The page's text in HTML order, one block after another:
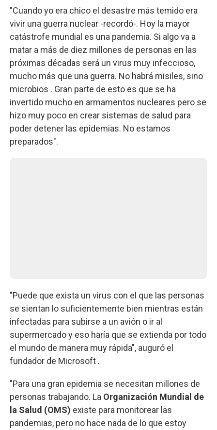
"Cuando yo era chico el desastre más temido era
vivir una guerra nuclear -recordó-. Hoy la mayor
catástrofe mundial es una pandemia. Si algo va a
matar a más de diez millones de personas en las
próximas décadas será un virus muy infeccioso,
mucho más que una guerra. No habrá misiles, sino
microbios . Gran parte de esto es que se ha
invertido mucho en armamentos nucleares pero se
hizo muy poco en crear sistemas de salud para
poder detener las epidemias. No estamos
preparados".
"Puede que exista un virus con el que las personas
se sientan lo suficientemente bien mientras están
infectadas para subirse a un avión o ir al
supermercado y eso haría que se extienda por todo
el mundo de manera muy rápida", auguró el
fundador de Microsoft .
"Para una gran epidemia se necesitan millones de
personas trabajando. La Organización Mundial de
la Salud (OMS) existe para monitorear las
pandemias, pero no hace nada de lo que estoy